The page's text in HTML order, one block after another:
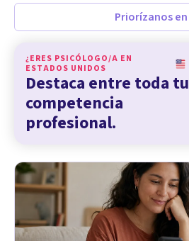
Priorízanos en
¿ERES PSICÓLOGO/A EN
ESTADOS UNIDOS
Destaca entre toda tu
competencia
profesional.